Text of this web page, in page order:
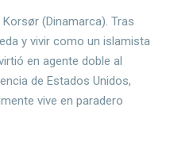
(Dinamarca). Tras
y vivir como un islamista
en agente doble al
de Estados Unidos,
vive en paradero